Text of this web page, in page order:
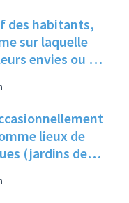
des habitants,
sur laquelle
envies ou se
de
et où les
ce qu'ils
lieux de
(jardins des
pour